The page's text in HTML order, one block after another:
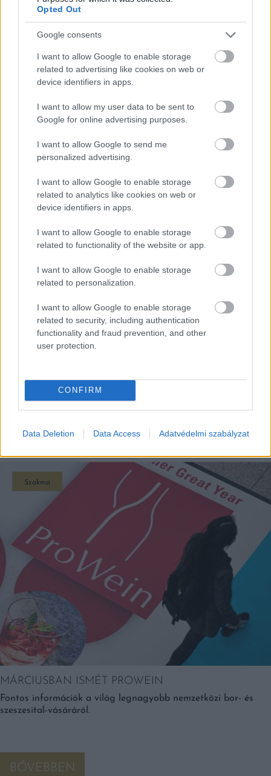
Opted Out
Google consents
I want to allow Google to enable storage
related to advertising like cookies on web or
device identifiers in apps.
I want to allow my user data to be sent to
Google for online advertising purposes.
I want to allow Google to send me
personalized advertising.
I want to allow Google to enable storage
related to analytics like cookies on web or
device identifiers in apps.
I want to allow Google to enable storage
related to functionality of the website or app.
I want to allow Google to enable storage
related to personalization.
I want to allow Google to enable storage
related to security, including authentication
functionality and fraud prevention, and other
user protection.
CONFIRM
Data Deletion Data Access Adatvédelmi szabályzat
Címlapfotó: Karsten Winegeart / Unsplash
EZEK IS ÉRDEKELHETNEK
Szakma
MÁRCIUSBAN ISMÉT PROWEIN
Fontos információk a világ legnagyobb nemzetközi bor- és
szeszesital-vásáráról.
BŐVEBBEN